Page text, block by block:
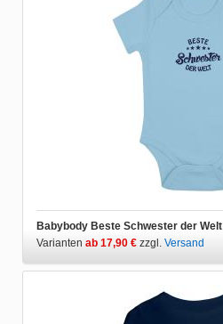
Babybody Beste Schwester der Welt
Varianten ab 17,90 € zzgl. Versand